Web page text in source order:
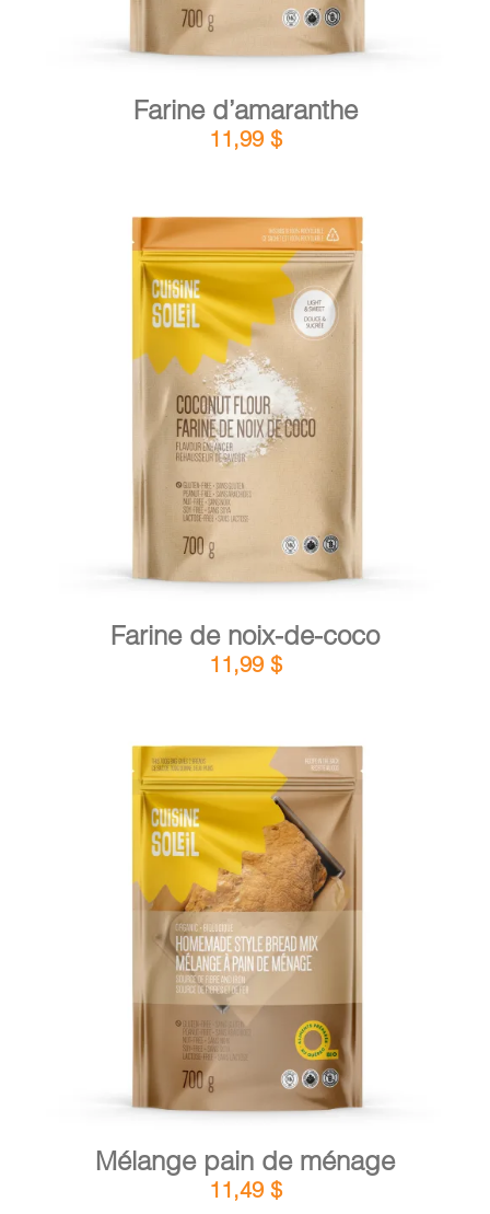
Farine d’amaranthe
11,99 $
AJOUTER AU PANIER / DÉTAILS
Farine de noix-de-coco
11,99 $
AJOUTER AU PANIER / DÉTAILS
Mélange pain de ménage
11,49 $